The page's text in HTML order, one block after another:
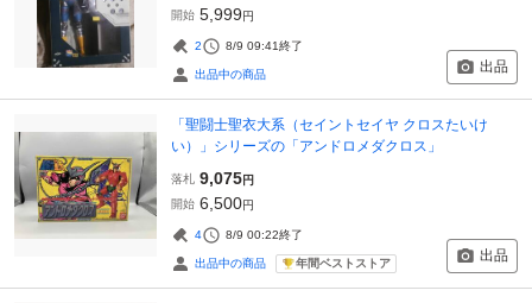
開始 5,999円
2 8/9 09:41終了
出品中の商品 出品
「聖闘士聖衣大系（セイントセイヤ クロスたいけ
い）」シリーズの「アンドロメダクロス」
落札 9,075円
開始 6,500円
4 8/9 00:22終了
出品中の商品 年間ベストストア 出品